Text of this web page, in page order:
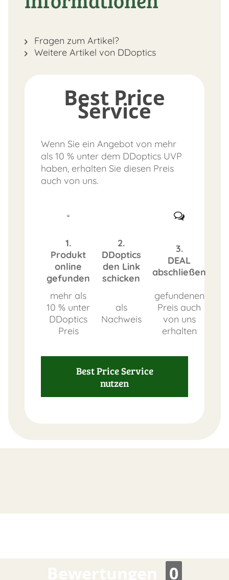
Fragen zum Artikel?
Weitere Artikel von DDoptics
Best Price
Service
Wenn Sie ein Angebot von mehr
als 10 % unter dem DDoptics UVP
haben, erhalten Sie diesen Preis
auch von uns.
1.
Produkt
online
gefunden
2.
DDoptics
den Link
schicken
3.
DEAL
abschließen
mehr als
10 % unter
DDoptics
Preis
als
Nachweis
gefundenen
Preis auch
von uns
erhalten
Best Price Service
nutzen
0